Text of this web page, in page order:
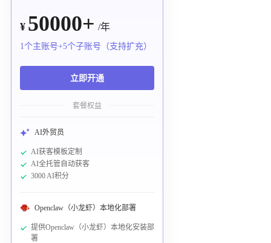
¥ 50000+ /年
1个主账号+5个子账号（支持扩充）
立即开通
套餐权益
AI外贸员
AI获客模板定制
AI全托管自动获客
3000 AI积分
Openclaw（小龙虾）本地化部署
提供Openclaw（小龙虾）本地化安装部
署